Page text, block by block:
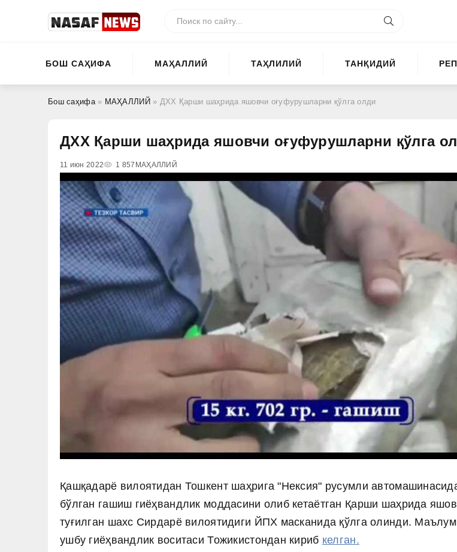
БОШ САҲИФА МАҲАЛЛИЙ ТАҲЛИЛИЙ ТАНҚИДИЙ
Бош саҳифа» МАҲАЛЛИЙ » ДХХ Қарши шаҳрида яшовчи оғуфурушларни қўлга олди
ДХХ Қарши шаҳрида яшовчи оғуфурушларни қўлга
11 июн 2022 1 857 МАҲАЛЛИЙ
Қашқадарё вилоятидан Тошкент шаҳрига "Нексия" русумли
бўлган гашиш гиёҳвандлик моддасини олиб кетаётган Қарши шаҳрида
туғилган шахс Сирдарё вилоятидиги ЙПХ масканида қўлга олинди.
ушбу гиёҳвандлик воситаси Тожикистондан кириб келган.